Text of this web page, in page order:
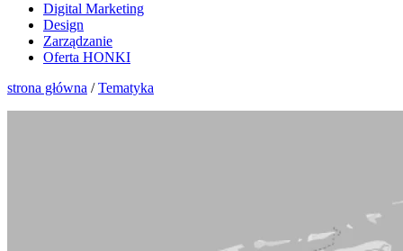
Digital Marketing
Design
Zarządzanie
Oferta HONKI
strona główna /Tematyka